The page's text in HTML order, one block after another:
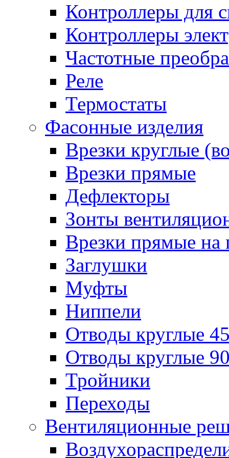
Контроллеры для
Контроллеры
Частотные
Реле
Термостаты
Фасонные изделия
Врезки круглые
Врезки прямые
Дефлекторы
Зонты
Врезки прямые на
Заглушки
Муфты
Ниппели
Отводы круглые
Отводы круглые
Тройники
Переходы
Вентиляционные